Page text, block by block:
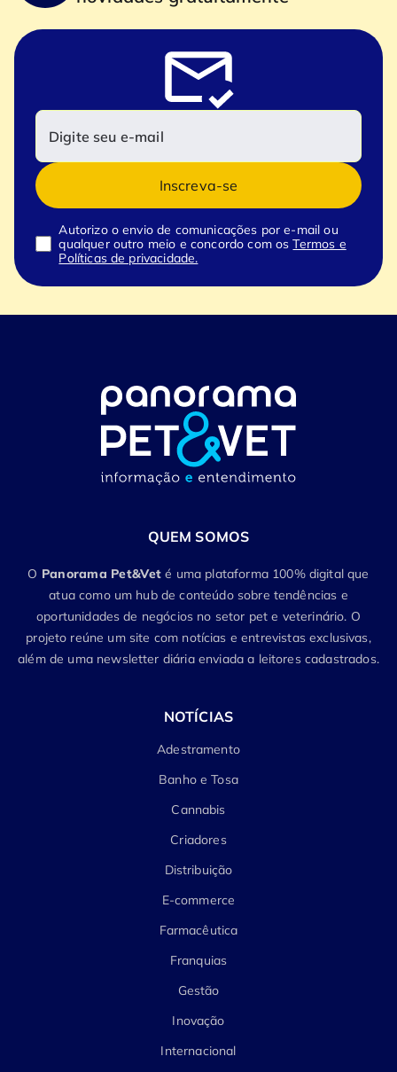
Inscreva-se
Autorizo o envio de comunicações por e-mail ou
qualquer outro meio e concordo com osTermos e
Políticas de privacidade.
QUEM SOMOS
O Panorama Pet&Vet é uma plataforma 100% digital que
atua como um hub de conteúdo sobre tendências e
oportunidades de negócios no setor pet e veterinário. O
projeto reúne um site com notícias e entrevistas exclusivas,
além de uma newsletter diária enviada a leitores cadastrados.
NOTÍCIAS
Adestramento
Banho e Tosa
Cannabis
Criadores
Distribuição
E-commerce
Farmacêutica
Franquias
Gestão
Inovação
Internacional